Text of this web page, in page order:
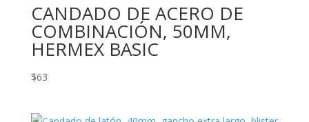
CANDADO DE ACERO DE
COMBINACIÓN, 50MM,
HERMEX BASIC
$63